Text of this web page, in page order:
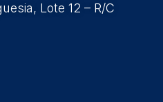
Lote 12 – R/C